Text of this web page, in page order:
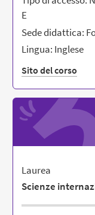
E
Sede didattica:
Lingua: Inglese
Sito del corso
Laurea
Scienze